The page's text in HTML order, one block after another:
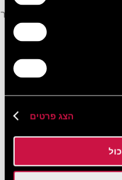
הצג פרטים
מושלם, וצוות החתונה המוכשר
עצום של אפשרויות,
2)